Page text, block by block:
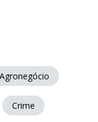
Agronegócio
Crime